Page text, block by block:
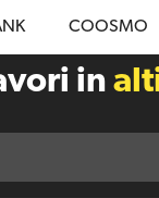
COOSMO
in